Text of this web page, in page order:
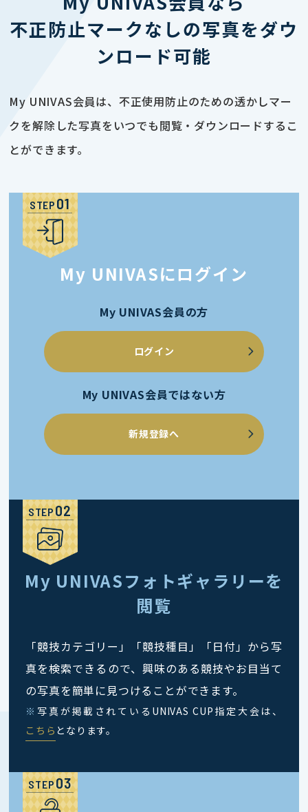
不正防止マークなしの写真をダウ
ンロード可能
My UNIVAS会員は、不正使用防止のための透かしマー
クを解除した写真をいつでも閲覧・ダウンロードするこ
とができます。
STEP
My UNIVASにログイン
My UNIVAS会員の方
ログイン
My UNIVAS会員ではない方
新規登録へ
STEP
My UNIVASフォトギャラリーを
閲覧
「競技カテゴリー」「競技種目」「日付」から写
真を検索できるので、興味のある競技やお目当て
の写真を簡単に見つけることができます。
※ 写真が掲載されているUNIVAS CUP指定大会は、
こちら となります。
STEP